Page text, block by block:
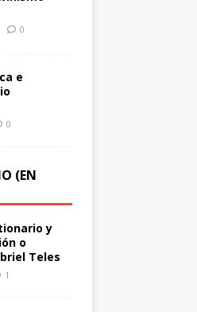
0
e
0
(EN
y
o
Teles
1